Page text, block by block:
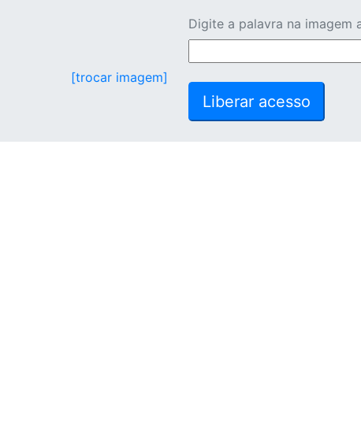
[trocar imagem]
Digite a palavra na imagem